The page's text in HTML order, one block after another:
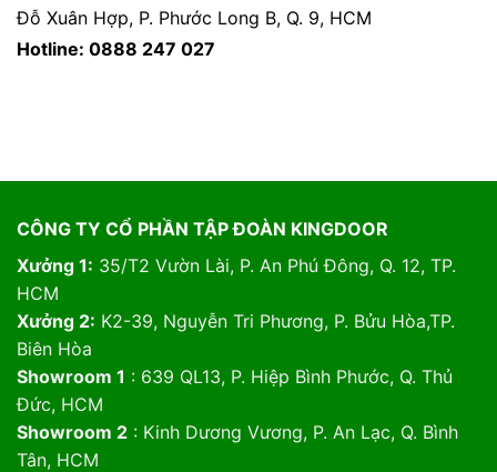
Đỗ Xuân Hợp, P. Phước Long B, Q. 9, HCM
Hotline: 0888 247 027
CÔNG TY CỔ PHẦN TẬP ĐOÀN KINGDOOR
Xưởng 1: 35/T2 Vườn Lài, P. An Phú Đông, Q. 12, TP.
HCM
Xưởng 2: K2-39, Nguyễn Tri Phương, P. Bửu Hòa,TP.
Biên Hòa
Showroom 1 : 639 QL13, P. Hiệp Bình Phước, Q. Thủ
Đức, HCM
Showroom 2: Kinh Dương Vương, P. An Lạc, Q. Bình
Tân, HCM